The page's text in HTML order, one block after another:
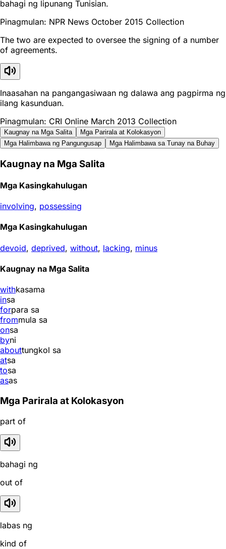
bahagi ng lipunang Tunisian.
Pinagmulan: NPR News October 2015 Collection
The two are expected to oversee the signing of a number
of agreements.
Inaasahan na pangangasiwaan ng dalawa ang pagpirma ng
ilang kasunduan.
Pinagmulan: CRI Online March 2013 Collection
Kaugnay na Mga Salita
Mga Parirala at Kolokasyon
Mga Halimbawa ng Pangungusap
Mga Halimbawa sa Tunay na Buhay
Kaugnay na Mga Salita
Mga Kasingkahulugan
involving, possessing
Mga Kasingkahulugan
devoid, deprived, without, lacking, minus
Kaugnay na Mga Salita
withkasama
insa
forpara sa
frommula sa
onsa
byni
abouttungkol sa
atsa
tosa
asas
Mga Parirala at Kolokasyon
part of
bahagi ng
out of
labas ng
kind of